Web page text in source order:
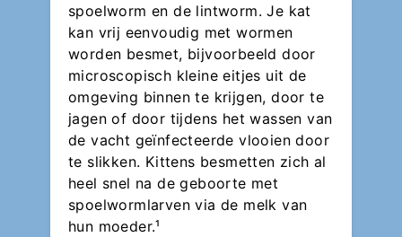
spoelworm en de lintworm. Je kat
kan vrij eenvoudig met wormen
worden besmet, bijvoorbeeld door
microscopisch kleine eitjes uit de
omgeving binnen te krijgen, door te
jagen of door tijdens het wassen van
de vacht geïnfecteerde vlooien door
te slikken. Kittens besmetten zich al
heel snel na de geboorte met
spoelwormlarven via de melk van
hun moeder.¹